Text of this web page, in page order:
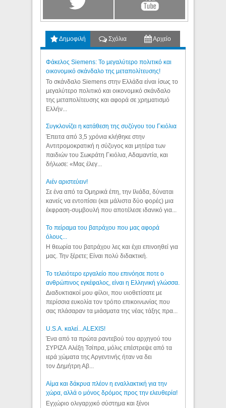
Δημοφιλή Σχόλια Αρχείο
Φάκελος Siemens: Το μεγαλύτερο πολιτικό και
οικονομικό σκάνδαλο της μεταπολίτευσης!
Το σκάνδαλο Siemens στην Ελλάδα είναι ίσως το
μεγαλύτερο πολιτικό και οικονομικό σκάνδαλο
της μεταπολίτευσης και αφορά σε χρηματισμό
Ελλήν...
Συγκλονίζει η κατάθεση της συζύγου του Γκιόλια
Έπειτα από 3,5 χρόνια κλήθηκε στην
Αντιτρομοκρατική η σύζυγος και μητέρα των
παιδιών του Σωκράτη Γκιόλια, Αδαμαντία, και
δήλωσε: «Μας έλεγ...
Aιέν αριστεύειν!
Σε ένα από τα Ομηρικά έπη, την Ιλιάδα, δύναται
κανείς να εντοπίσει (και μάλιστα δύο φορές) μια
έκφραση-συμβουλή που αποτέλεσε ιδανικό για...
Το πείραμα του βατράχου που μας αφορά
όλους...
Η θεωρία του βατράχου λες και έχει επινοηθεί για
μας. Την ξέρετε; Είναι πολύ διδακτική.
Το τελειότερο εργαλείο που επινόησε ποτε ο
ανθρώπινος εγκέφαλος, είναι η Ελληνική γλώσσα.
Διαδυκτιακοί μου φίλοι, που υιοθετίσατε με
περίσσια ευκολία τον τρόπο επικοινωνίας που
σας πλάσαραν τα μιάσματα της νέας τάξης πρα...
U.S.A. καλεί...ALEXIS!
Ένα από τα πρώτα ραντεβού του αρχηγού του
ΣΥΡΙΖΑ Αλέξη Τσίπρα, μόλις επέστρεψε από τα
ιερά χώματα της Αργεντινής ήταν να δει
τον Δημήτρη Αβ...
Αίμα και δάκρυα πλέον η εναλλακτική για την
χώρα, αλλά ο μόνος δρόμος προς την ελευθερία!
Εγχώριο ολιγαρχικό σύστημα και ξένοι